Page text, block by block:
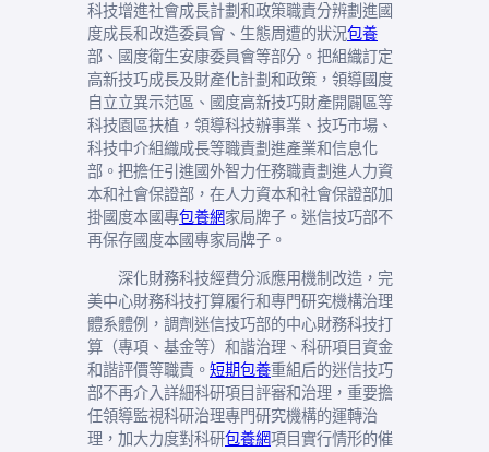
科技增進社會成長計劃和政策職責分辨劃進國
度成長和改造委員會、生態周遭的狀況包養
部、國度衛生安康委員會等部分。把組織訂定
高新技巧成長及財產化計劃和政策，領導國度
自立立異示范區、國度高新技巧財產開闢區等
科技園區扶植，領導科技辦事業、技巧市場、
科技中介組織成長等職責劃進產業和信息化
部。把擔任引進國外智力任務職責劃進人力資
本和社會保證部，在人力資本和社會保證部加
掛國度本國專包養網家局牌子。迷信技巧部不
再保存國度本國專家局牌子。
深化財務科技經費分派應用機制改造，完
美中心財務科技打算履行和專門研究機構治理
體系體例，調劑迷信技巧部的中心財務科技打
算（專項、基金等）和諧治理、科研項目資金
和諧評價等職責。 短期包養重組后的迷信技巧
部不再介入詳細科研項目評審和治理，重要擔
任領導監視科研治理專門研究機構的運轉治
理，加大力度對科研包養網項目實行情形的催